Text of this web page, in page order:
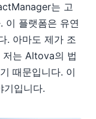
는 고
이 플랫폼은 유연
. 아마도 제가 조
저는 Altova의 법
때문입니다. 이
기입니다.